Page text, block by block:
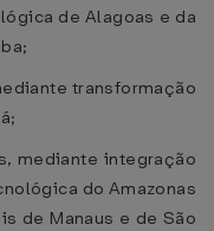
de Alagoas e da
transformação
mediante integração
do Amazonas
de Manaus e de São